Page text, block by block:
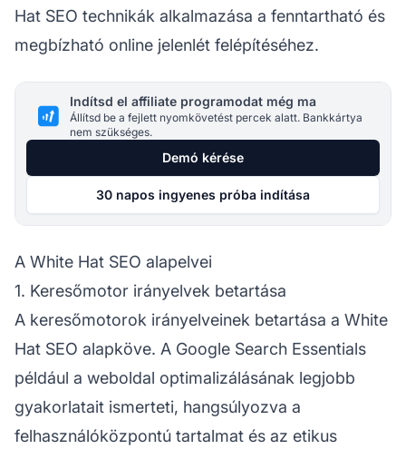
Hat SEO technikák alkalmazása a fenntartható és
megbízható online jelenlét felépítéséhez.
Indítsd el affiliate programodat még ma
Állítsd be a fejlett nyomkövetést percek alatt. Bankkártya
nem szükséges.
Demó kérése
30 napos ingyenes próba indítása
A White Hat SEO alapelvei
1. Keresőmotor irányelvek betartása
A keresőmotorok irányelveinek betartása a White
Hat SEO alapköve. A Google Search Essentials
például a weboldal optimalizálásának legjobb
gyakorlatait ismerteti, hangsúlyozva a
felhasználóközpontú tartalmat és az etikus